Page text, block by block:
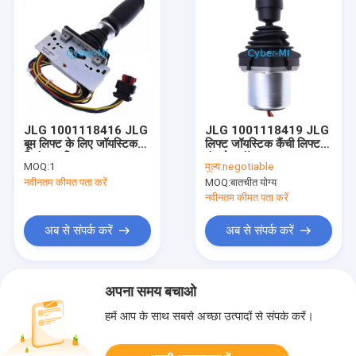
JLG 1001118416 JLG
बूम लिफ्ट के लिए जॉयस्टिक
MOQ:1
नवीनतम कीमत पता करें
अब से संपर्क करें
JLG 1001118419 JLG
लिफ्ट जॉयस्टिक कैंची लिफ्ट
जॉयस्टिक नियंत्रक
मूल्य:negotiable
MOQ:बातचीत योग्य
नवीनतम कीमत पता करें
अब से संपर्क करें
अपना समय बचाओ
हमें आप के साथ सबसे अच्छा उत्पादों से संपर्क करें।